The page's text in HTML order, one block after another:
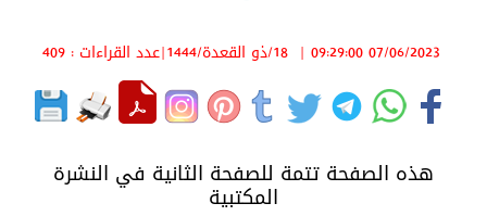
07/06/2023 09:29:00
| 18/ذو القعدة/1444 |عدد القراءات : 409
هذه الصفحة تتمة للصفحة الثانية في النشرة
المكتبية